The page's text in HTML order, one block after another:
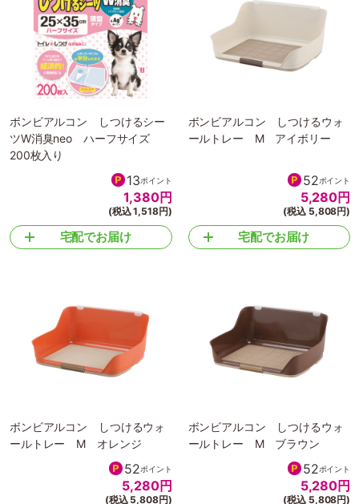
ボンビアルコン しつけるシー
ツW消臭neo ハーフサイズ
200枚入り
13ポイント
1,380円
(税込 1,518円)
宅配でお届け
ボンビアルコン しつけるウォ
ールトレー M アイボリー
52ポイント
5,280円
(税込 5,808円)
宅配でお届け
ボンビアルコン しつけるウォ
ールトレー M オレンジ
52ポイント
5,280円
(税込 5,808円)
ボンビアルコン しつけるウォ
ールトレー M ブラウン
52ポイント
5,280円
(税込 5,808円)